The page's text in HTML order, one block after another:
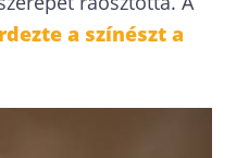
a színészt a